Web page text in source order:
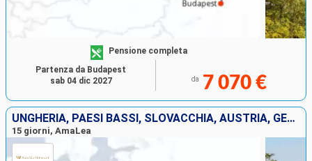
Pensione completa
da 7 070 €
Partenza da Budapest
sab 04 dic 2027
UNGHERIA, PAESI BASSI, SLOVACCHIA, AUSTRIA, GERMANIA
15 giorni, AmaLea